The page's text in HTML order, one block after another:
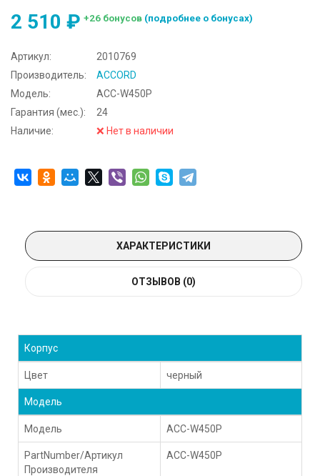
2 510 ₽ +26 бонусов (подробнее о бонусах)
Артикул:
2010769
Производитель:
ACCORD
Модель:
ACC-W450P
Гарантия (мес.):
24
Наличие:
❌ Нет в наличии
ХАРАКТЕРИСТИКИ
ОТЗЫВОВ (0)
Корпус
Цвет черный
Модель
Модель ACC-W450P
PartNumber/Артикул
Производителя
ACC-W450P